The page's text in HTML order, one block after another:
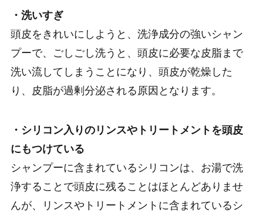
・洗いすぎ
頭皮をきれいにしようと、洗浄成分の強いシャン
プーで、ごしごし洗うと、頭皮に必要な皮脂まで
洗い流してしまうことになり、頭皮が乾燥した
り、皮脂が過剰分泌される原因となります。
・シリコン入りのリンスやトリートメントを頭皮
にもつけている
シャンプーに含まれているシリコンは、お湯で洗
浄することで頭皮に残ることはほとんどありませ
んが、リンスやトリートメントに含まれているシ